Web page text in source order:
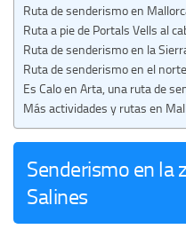
Ruta de senderismo en
Ruta a pie de Portals Vells al
Ruta de senderismo en la
Ruta de senderismo en el
Es Calo en Arta, una ruta de
Más actividades y rutas en
Senderismo en la
Salines